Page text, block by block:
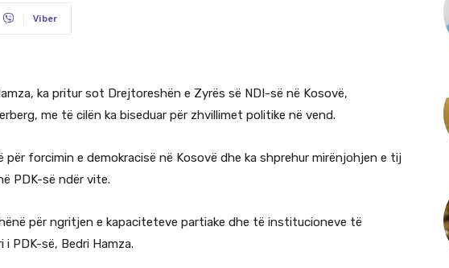
Viber
ka pritur sot Drejtoreshën e Zyrës së NDI-së në Kosovë,
me të cilën ka biseduar për zhvillimet politike në vend.
për forcimin e demokracisë në Kosovë dhe ka shprehur mirënjohjen e tij
PDK-së ndër vite.
për ngritjen e kapaciteteve partiake dhe të institucioneve të
PDK-së, Bedri Hamza.